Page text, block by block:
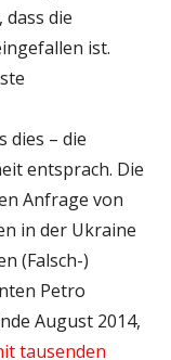
die
ist.
dies – die
entsprach. Die
Anfrage von
in der Ukraine
(Falsch-)
Petro
August 2014,
tausenden